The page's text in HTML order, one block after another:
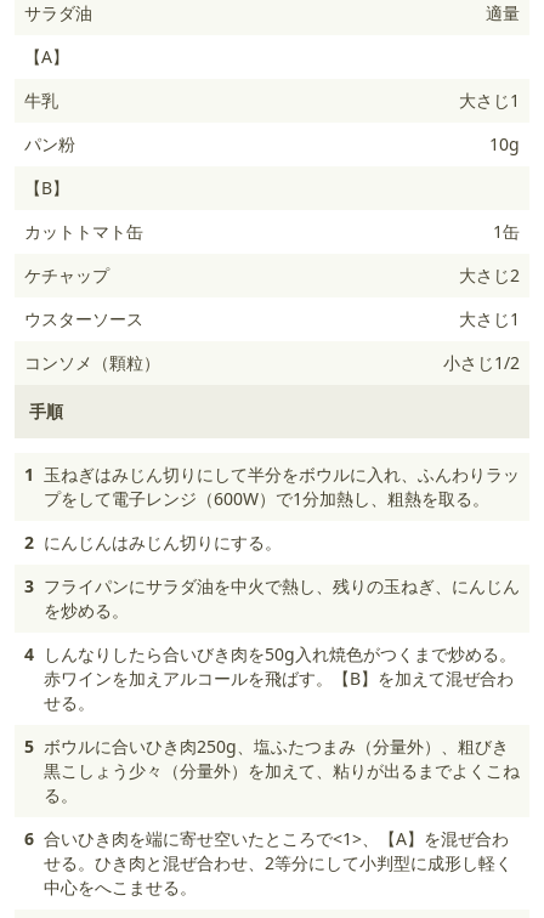
サラダ油
適量
【A】
牛乳
大さじ1
パン粉
10g
【B】
カットトマト缶
1缶
ケチャップ
大さじ2
ウスターソース
大さじ1
コンソメ（顆粒）
小さじ1/2
手順
1 玉ねぎはみじん切りにして半分をボウルに入れ、ふんわりラッ
プをして電子レンジ（600W）で1分加熱し、粗熱を取る。
2 にんじんはみじん切りにする。
3 フライパンにサラダ油を中火で熱し、残りの玉ねぎ、にんじん
を炒める。
4 しんなりしたら合いびき肉を50g入れ焼色がつくまで炒める。
赤ワインを加えアルコールを飛ばす。【B】を加えて混ぜ合わ
せる。
5 ボウルに合いひき肉250g、塩ふたつまみ（分量外）、粗びき
黒こしょう少々（分量外）を加えて、粘りが出るまでよくこね
る。
6 合いひき肉を端に寄せ空いたところで<1>、【A】を混ぜ合わ
せる。ひき肉と混ぜ合わせ、2等分にして小判型に成形し軽く
中心をへこませる。